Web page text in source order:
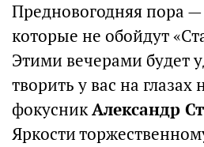
Предновогодняя пора —
которые не обойдут
Этими вечерами будет
творить у вас на
фокусникАлександр
Яркости